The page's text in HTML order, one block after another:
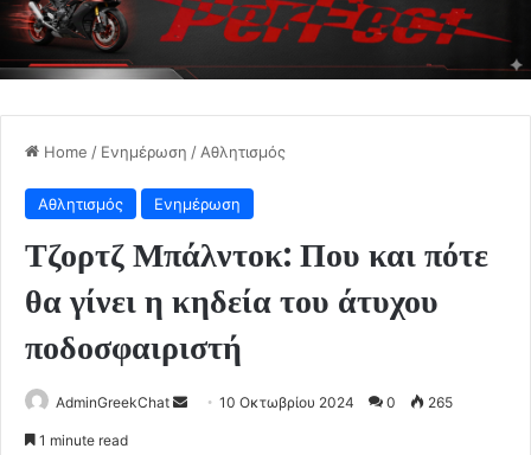
Home / Ενημέρωση / Αθλητισμός
Αθλητισμός Ενημέρωση
Τζορτζ Μπάλντοκ: Που και πότε
θα γίνει η κηδεία του άτυχου
ποδοσφαιριστή
AdminGreekChat
Send10 Οκτωβρίου 2024 0 265
1 minute read